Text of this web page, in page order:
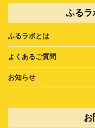
ふるラ
ふるラボとは
よくあるご質問
お知らせ
お